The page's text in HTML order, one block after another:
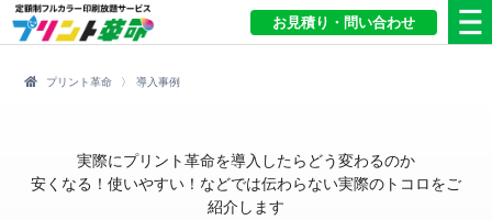
お見積り・問い合わせ
プリント革命 導入事例
実際にプリント革命を導入したらどう変わるのか
安くなる！使いやすい！などでは伝わらない実際のトコロをご
紹介します